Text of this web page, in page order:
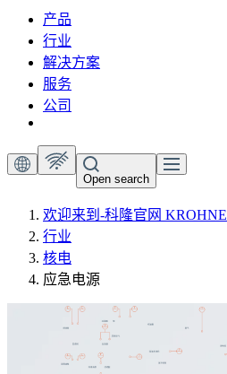
产品
行业
解决方案
服务
公司
Open search
欢迎来到-科隆官网 KROHNE
行业
核电
应急电源